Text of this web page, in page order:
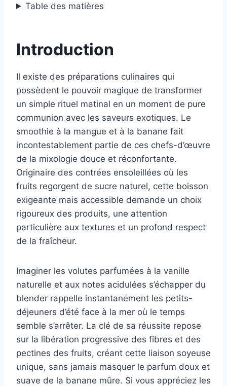
Table des matières
Introduction
Il existe des préparations culinaires qui
possèdent le pouvoir magique de transformer
un simple rituel matinal en un moment de pure
communion avec les saveurs exotiques. Le
smoothie à la mangue et à la banane fait
incontestablement partie de ces chefs-d’œuvre
de la mixologie douce et réconfortante.
Originaire des contrées ensoleillées où les
fruits regorgent de sucre naturel, cette boisson
exigeante mais accessible demande un choix
rigoureux des produits, une attention
particulière aux textures et un profond respect
de la fraîcheur.
Imaginer les volutes parfumées à la vanille
naturelle et aux notes acidulées s’échapper du
blender rappelle instantanément les petits-
déjeuners d’été face à la mer où le temps
semble s’arrêter. La clé de sa réussite repose
sur la libération progressive des fibres et des
pectines des fruits, créant cette liaison soyeuse
unique, sans jamais masquer le parfum doux et
suave de la banane mûre. Si vous appréciez les